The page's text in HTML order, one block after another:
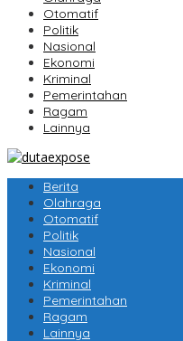
Otomatif
Politik
Nasional
Ekonomi
Kriminal
Pemerintahan
Ragam
Lainnya
Berita
Olahraga
Otomatif
Politik
Nasional
Ekonomi
Kriminal
Pemerintahan
Ragam
Lainnya